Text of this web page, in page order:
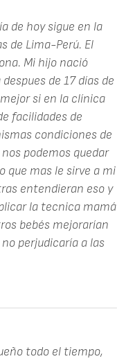
de hoy sigue en la
de Lima-Perú. El
Mi hijo nació
de 17 días de
si en la clínica
facilidades de
condiciones de
podemos quedar
que mas le sirve a mi
entendieran eso y
la tecnica mamá
bebés mejorarían
perjudicaría a las
todo el tiempo,